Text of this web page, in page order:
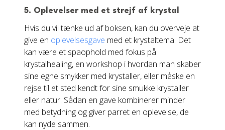
5. Oplevelser med et strejf af krystal
Hvis du vil tænke ud af boksen, kan du overveje at
give en oplevelsesgave med et krystaltema. Det
kan være et spaophold med fokus på
krystalhealing, en workshop i hvordan man skaber
sine egne smykker med krystaller, eller måske en
rejse til et sted kendt for sine smukke krystaller
eller natur. Sådan en gave kombinerer minder
med betydning og giver parret en oplevelse, de
kan nyde sammen.